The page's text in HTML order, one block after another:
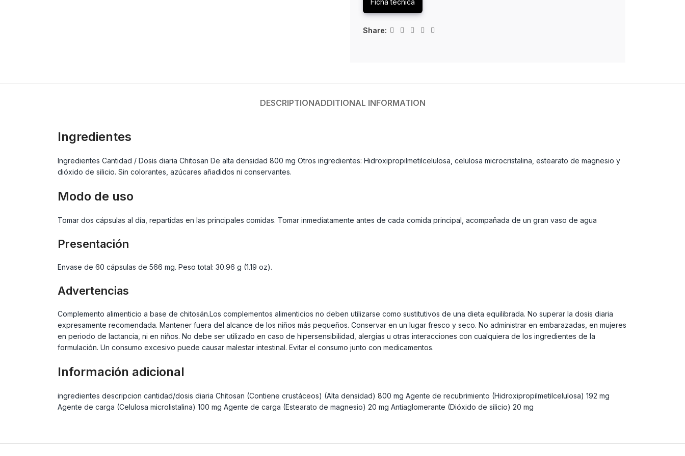
Ficha técnica
Share:
DESCRIPTIONADDITIONAL INFORMATION
Ingredientes
Ingredientes Cantidad / Dosis diaria Chitosan De alta densidad 800 mg Otros ingredientes: Hidroxipropilmetilcelulosa, celulosa microcristalina, estearato de magnesio y
dióxido de silicio. Sin colorantes, azúcares añadidos ni conservantes.
Modo de uso
Tomar dos cápsulas al día, repartidas en las principales comidas. Tomar inmediatamente antes de cada comida principal, acompañada de un gran vaso de agua
Presentación
Envase de 60 cápsulas de 566 mg. Peso total: 30.96 g (1.19 oz).
Advertencias
Complemento alimenticio a base de chitosán.Los complementos alimenticios no deben utilizarse como sustitutivos de una dieta equilibrada. No superar la dosis diaria
expresamente recomendada. Mantener fuera del alcance de los niños más pequeños. Conservar en un lugar fresco y seco. No administrar en embarazadas, en mujeres
en periodo de lactancia, ni en niños. No debe ser utilizado en caso de hipersensibilidad, alergias u otras interacciones con cualquiera de los ingredientes de la
formulación. Un consumo excesivo puede causar malestar intestinal. Evitar el consumo junto con medicamentos.
Información adicional
ingredientes descripcion cantidad/dosis diaria Chitosan (Contiene crustáceos) (Alta densidad) 800 mg Agente de recubrimiento (Hidroxipropilmetilcelulosa) 192 mg
Agente de carga (Celulosa microlistalina) 100 mg Agente de carga (Estearato de magnesio) 20 mg Antiaglomerante (Dióxido de silicio) 20 mg